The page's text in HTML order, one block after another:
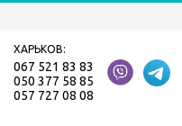
ХАРЬКОВ:
067 521 83 83
050 377 58 85
057 727 08 08